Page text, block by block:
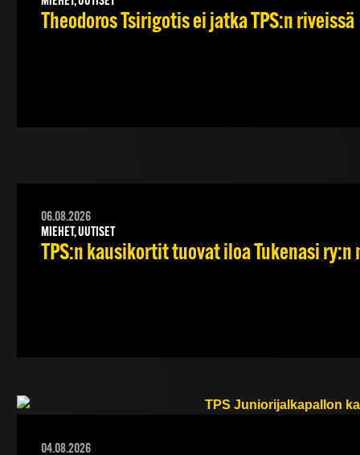
Theodoros Tsirigotis ei jatka TPS:n riveissä
06.08.2026
MIEHET, UUTISET
TPS:n kausikortit tuovat iloa Tukenasi
04.08.2026